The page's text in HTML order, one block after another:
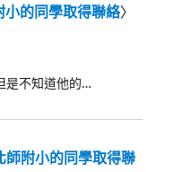
小的同學取得聯絡〉
是不知道他的…
師附小的同學取得聯